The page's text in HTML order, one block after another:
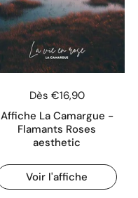
Dès €16,90
Affiche La Camargue -
Flamants Roses
aesthetic
Voir l'affiche